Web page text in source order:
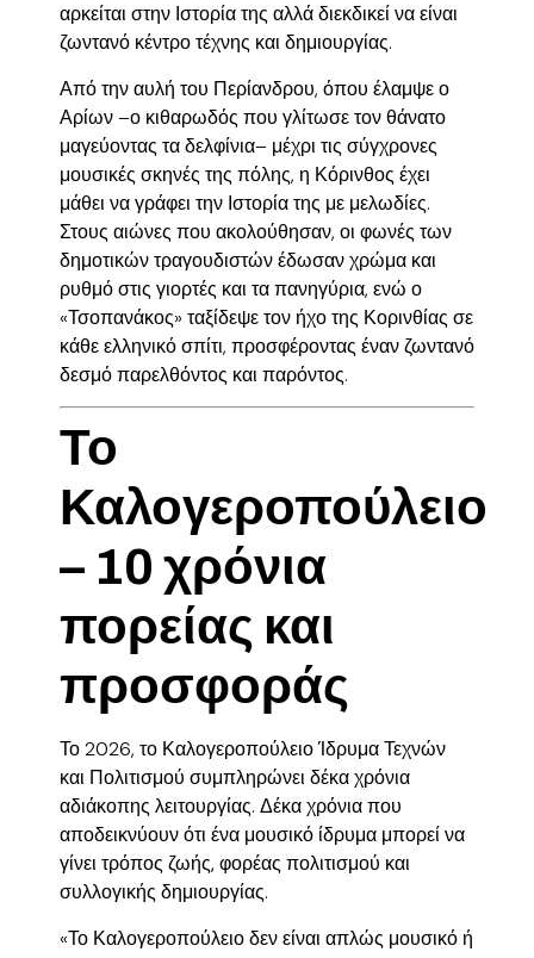
αρκείται στην Ιστορία της αλλά διεκδικεί να είναι
ζωντανό κέντρο τέχνης και δημιουργίας.
Από την αυλή του Περίανδρου, όπου έλαμψε ο
Αρίων –ο κιθαρωδός που γλίτωσε τον θάνατο
μαγεύοντας τα δελφίνια– μέχρι τις σύγχρονες
μουσικές σκηνές της πόλης, η Κόρινθος έχει
μάθει να γράφει την Ιστορία της με μελωδίες.
Στους αιώνες που ακολούθησαν, οι φωνές των
δημοτικών τραγουδιστών έδωσαν χρώμα και
ρυθμό στις γιορτές και τα πανηγύρια, ενώ ο
«Τσοπανάκος» ταξίδεψε τον ήχο της Κορινθίας σε
κάθε ελληνικό σπίτι, προσφέροντας έναν ζωντανό
δεσμό παρελθόντος και παρόντος.
Το
Καλογεροπούλειο
– 10 χρόνια
πορείας και
προσφοράς
Το 2026, το Καλογεροπούλειο Ίδρυμα Τεχνών
και Πολιτισμού συμπληρώνει δέκα χρόνια
αδιάκοπης λειτουργίας. Δέκα χρόνια που
αποδεικνύουν ότι ένα μουσικό ίδρυμα μπορεί να
γίνει τρόπος ζωής, φορέας πολιτισμού και
συλλογικής δημιουργίας.
«Το Καλογεροπούλειο δεν είναι απλώς μουσικό ή